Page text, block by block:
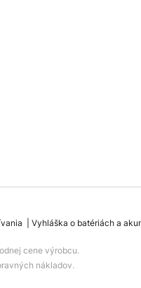
Vyhláška o batériách a
cene výrobcu.
nákladov.